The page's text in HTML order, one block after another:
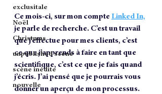
exclusitale
Noël
Christmas
unpublished scene
scène inédite
nouvelle
Ce mois-ci, sur mon compte Linked In,
je parle de recherche. C’est un travail
que j’effectue pour mes clients, c’est
ce que j’apprends à faire en tant que
scientifique, c’est ce que je fais quand
j’écris. J’ai pensé que je pourrais vous
donner un aperçu de mon processus.